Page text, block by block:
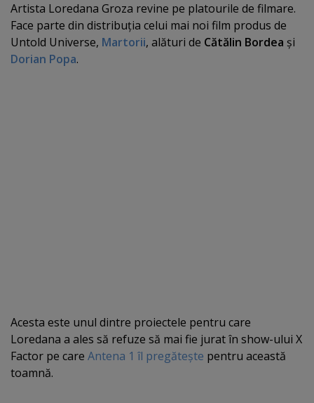
Artista Loredana Groza revine pe platourile de filmare.
Face parte din distribuţia celui mai noi film produs de
Untold Universe, Martorii, alături de Cătălin Bordea şi
Dorian Popa.
Acesta este unul dintre proiectele pentru care
Loredana a ales să refuze să mai fie jurat în show-ului X
Factor pe care Antena 1 îl pregăteşte pentru această
toamnă.